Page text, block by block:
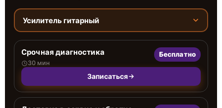
Усилитель гитарный
Срочная диагностика
30 мин
Бесплатно
Записаться